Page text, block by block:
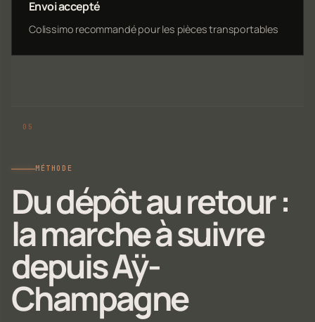
Envoi accepté
Colissimo recommandé pour les pièces transportables
MÉTHODE
Du dépôt au retour :
la marche à suivre
depuis Aÿ-
Champagne